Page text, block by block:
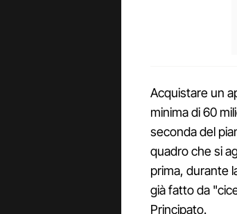
Acquistare un
minima di 60
seconda del
quadro che si
prima, durante
già fatto da
Principato.